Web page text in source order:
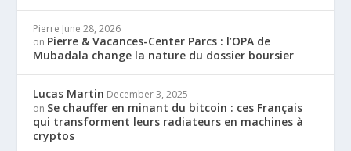
Pierre June 28, 2026
on Pierre & Vacances-Center Parcs : l’OPA de
Mubadala change la nature du dossier boursier
Lucas Martin December 3, 2025
on Se chauffer en minant du bitcoin : ces Français
qui transforment leurs radiateurs en machines à
cryptos